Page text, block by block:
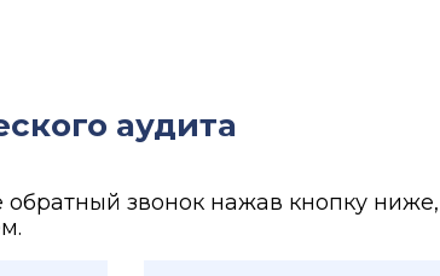
аудита
звонок нажав кнопку